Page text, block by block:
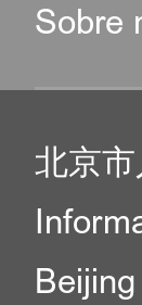
Sobre
北京